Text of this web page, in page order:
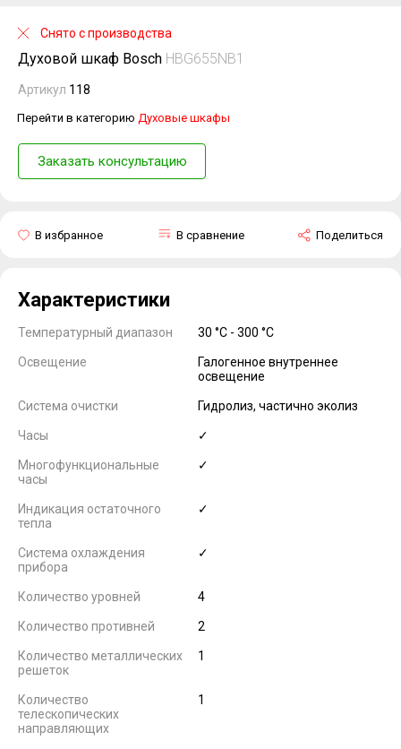
Духовой шкаф Bosch HBG655NB1
Артикул 118
Перейти в категорию Духовые шкафы
Заказать консультацию
Поделиться
В сравнение
В избранное
Снято с производства
Характеристики
Температурный диапазон 30 °C - 300 °C
Освещение
Галогенное внутреннее
освещение
Система очистки Гидролиз, частично эколиз
Часы ✓
Многофункциональные
часы
✓
Индикация остаточного
тепла
✓
Система охлаждения
прибора
✓
Количество уровней 4
Количество противней 2
Количество металлических
решеток
1
Количество
телескопических
направляющих
1